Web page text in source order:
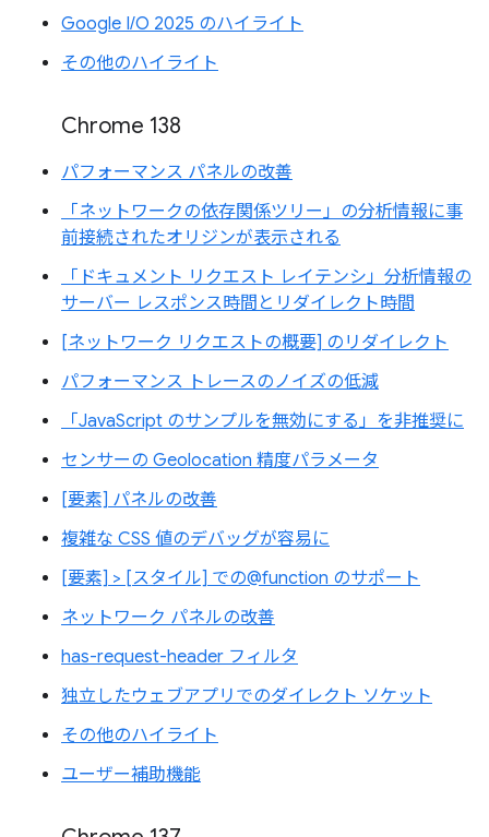
Google I/O 2025 のハイライト
その他のハイライト
Chrome 138
パフォーマンス パネルの改善
「ネットワークの依存関係ツリー」の分析情報に事
前接続されたオリジンが表示される
「ドキュメント リクエスト レイテンシ」分析情報の
サーバー レスポンス時間とリダイレクト時間
[ネットワーク リクエストの概要] のリダイレクト
パフォーマンス トレースのノイズの低減
「JavaScript のサンプルを無効にする」を非推奨に
センサーの Geolocation 精度パラメータ
[要素] パネルの改善
複雑な CSS 値のデバッグが容易に
[要素] > [スタイル] での@function のサポート
ネットワーク パネルの改善
has-request-header フィルタ
独立したウェブアプリでのダイレクト ソケット
その他のハイライト
ユーザー補助機能